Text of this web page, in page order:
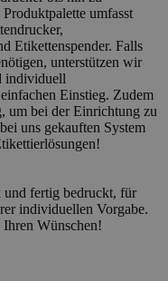
umfasst
Etikettenspender. Falls
unterstützen wir
individuell
Einstieg. Zudem
um bei der Einrichtung zu
uns gekauften System
fertig bedruckt, für
individuellen Vorgabe.
Wünschen!